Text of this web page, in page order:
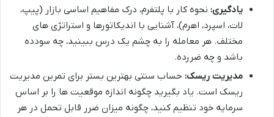
یادگیری: نحوه کار با پلتفرم، درک مفاهیم اساسی بازار (پیپ،
لات، اسپرد، اهرم)، آشنایی با اندیکاتورها و استراتژی های
مختلف. هر معامله را به چشم یک درس ببینید، چه سودده
باشد و چه ضررده.
مدیریت ریسک: حساب سنتی بهترین بستر برای تمرین مدیریت
ریسک است. یاد بگیرید چگونه اندازه موقعیت ها را بر اساس
سرمایه خود تنظیم کنید، چگونه میزان ضرر قابل تحمل در هر